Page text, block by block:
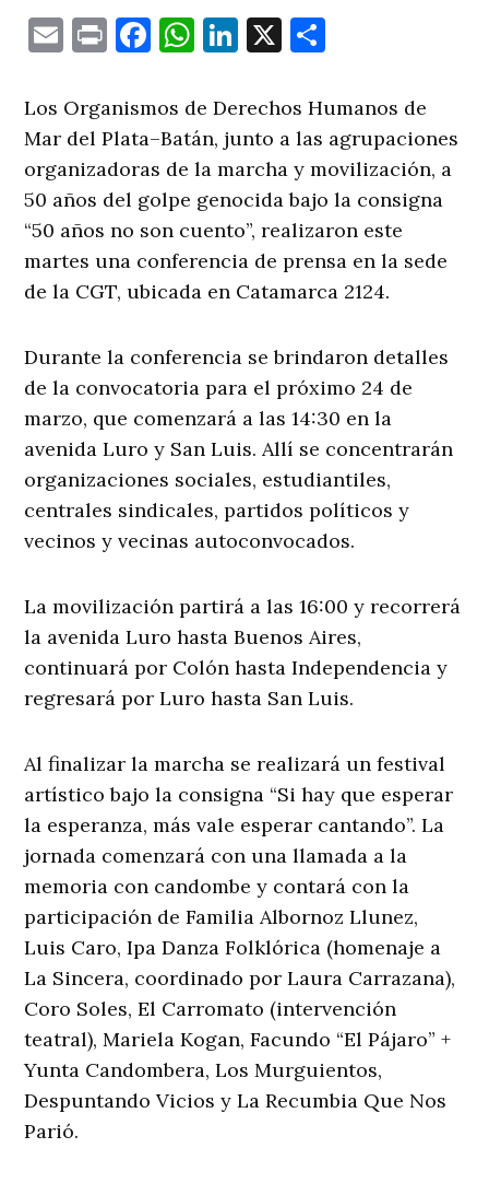
EmailPrintFacebook
WhatsApp
LinkedIn
X
Los Organismos de Derechos Humanos de
Mar del Plata–Batán, junto a las agrupaciones
organizadoras de la marcha y movilización, a
50 años del golpe genocida bajo la consigna
“50 años no son cuento”, realizaron este
martes una conferencia de prensa en la sede
de la CGT, ubicada en Catamarca 2124.
Durante la conferencia se brindaron detalles
de la convocatoria para el próximo 24 de
marzo, que comenzará a las 14:30 en la
avenida Luro y San Luis. Allí se concentrarán
organizaciones sociales, estudiantiles,
centrales sindicales, partidos políticos y
vecinos y vecinas autoconvocados.
La movilización partirá a las 16:00 y recorrerá
la avenida Luro hasta Buenos Aires,
continuará por Colón hasta Independencia y
regresará por Luro hasta San Luis.
Al finalizar la marcha se realizará un festival
artístico bajo la consigna “Si hay que esperar
la esperanza, más vale esperar cantando”. La
jornada comenzará con una llamada a la
memoria con candombe y contará con la
participación de Familia Albornoz Llunez,
Luis Caro, Ipa Danza Folklórica (homenaje a
La Sincera, coordinado por Laura Carrazana),
Coro Soles, El Carromato (intervención
teatral), Mariela Kogan, Facundo “El Pájaro” +
Yunta Candombera, Los Murguientos,
Despuntando Vicios y La Recumbia Que Nos
Parió.